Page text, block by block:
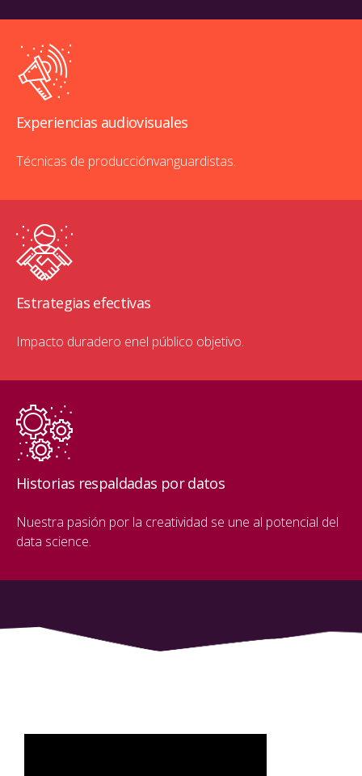
Experiencias audiovisuales
Técnicas de producciónvanguardistas.
Estrategias efectivas
Impacto duradero enel público objetivo.
Historias respaldadas por datos
Nuestra pasión por la creatividad se une al potencial del
data science.